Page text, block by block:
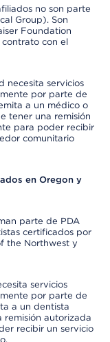
no son parte
Group). Son
Foundation
con el
necesita servicios
por parte de
a un médico o
tener una remisión
para poder recibir
comunitario
en Oregon y
parte de PDA
certificados por
the Northwest y
servicios
por parte de
a un dentista
autorizada
recibir un servicio